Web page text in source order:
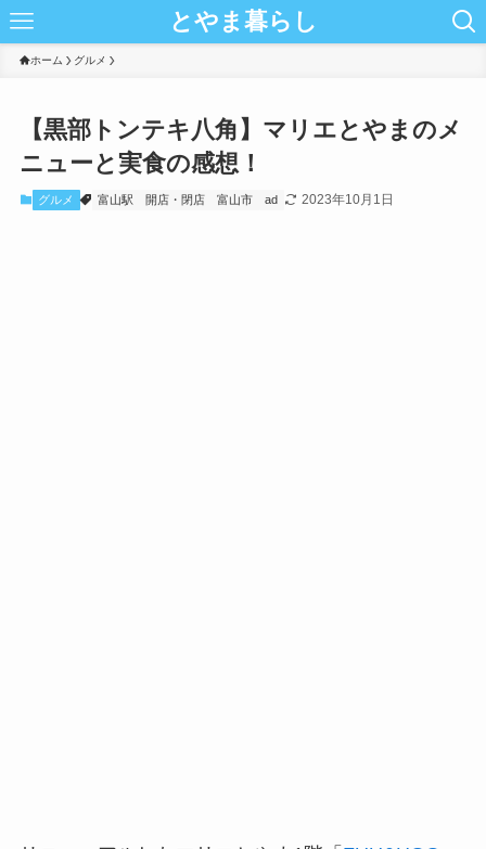
とやま暮らし
ホーム グルメ
【黒部トンテキ八角】マリエとやまのメ
ニューと実食の感想！
グルメ 富山駅 開店・閉店 富山市 ad 2023年10月1日